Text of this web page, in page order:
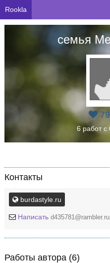
Rookla
семья
79
6 работ с
Контакты
burdastyle.ru
Написать d435781@rambler.ru
Работы автора (6)